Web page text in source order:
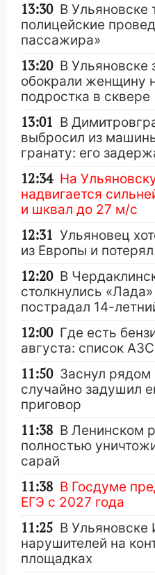
13:30 В Ульяновске
полицейские
пассажира»
13:20 В Ульяновске
обокрали женщину
подростка в сквере
13:01 В
выбросил из
гранату: его
12:34 На
надвигается
и шквал до 27 м/с
12:31 Ульяновец
из Европы и
12:20 В
столкнулись
пострадал 14-
12:00 Где есть
августа: список АЗС
11:50 Заснул рядом
случайно задушил
приговор
11:38 В Ленинском
полностью
сарай
11:38 В Госдуме
ЕГЭ с 2027 года
11:25 В Ульяновске
нарушителей на
площадках